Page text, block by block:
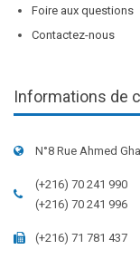
Foire aux questions
Contactez-nous
Informations de
N°8 Rue Ahmed
(+216) 70 241 990
(+216) 70 241 996
(+216) 71 781 437